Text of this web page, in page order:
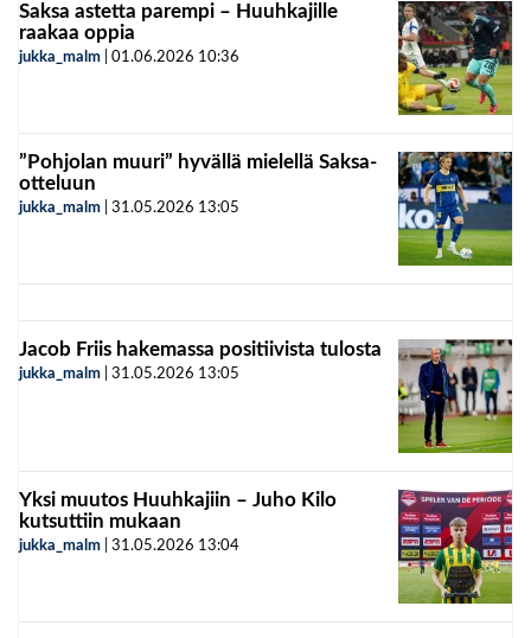
Saksa astetta parempi – Huuhkajille
raakaa oppia
jukka_malm 01.06.2026 10:36
”Pohjolan muuri” hyvällä mielellä Saksa-
otteluun
jukka_malm 31.05.2026 13:05
Jacob Friis hakemassa positiivista tulosta
jukka_malm 31.05.2026 13:05
Yksi muutos Huuhkajiin – Juho Kilo
kutsuttiin mukaan
jukka_malm 31.05.2026 13:04